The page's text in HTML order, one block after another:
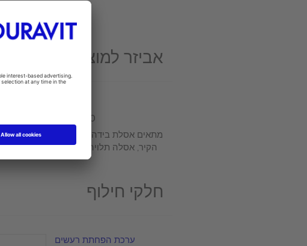
אביזר למוצרי חרס
#006500
מתאים אסלת בידה תלויה על
הקיר, אסלה תלויה על הקיר
חלקי חילוף
ערכת הפחתת רעשים